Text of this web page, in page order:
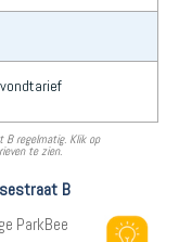
B regelmatig. Klik op
te zien.
B
ParkBee